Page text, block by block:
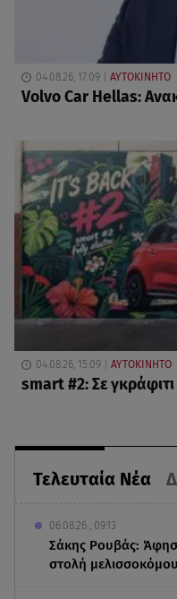
Τελευταία Νέα
06.08.26 , 09:13
Σάκης Ρουβάς:
στολή
04.08.26, 17:09 ΑΥΤΟΚΙΝΗΤΟ
Volvo Car Hellas:
04.08.26, 15:09 ΑΥΤΟΚΙΝΗΤΟ
smart #2: Σε